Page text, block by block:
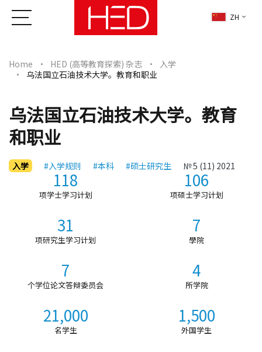
ZH
Home HED (高等教育探索) 杂志
入学
乌法国立石油技术大学。教育和职业
乌法国立石油技术大学。教育
和职业
入学 #入学规则 #本科 #硕士研究生 № 5 (11) 2021
118
项学士学习计划
106
项硕士学习计划
31
项研究生学习计划
7
學院
7
个学位论文答辩委员会
4
所学院
21,000
名学生
1,500
外国学生